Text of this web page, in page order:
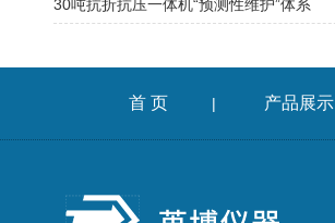
30吨抗折抗压一体机“预测性维护”体系
首 页 | 产品展示